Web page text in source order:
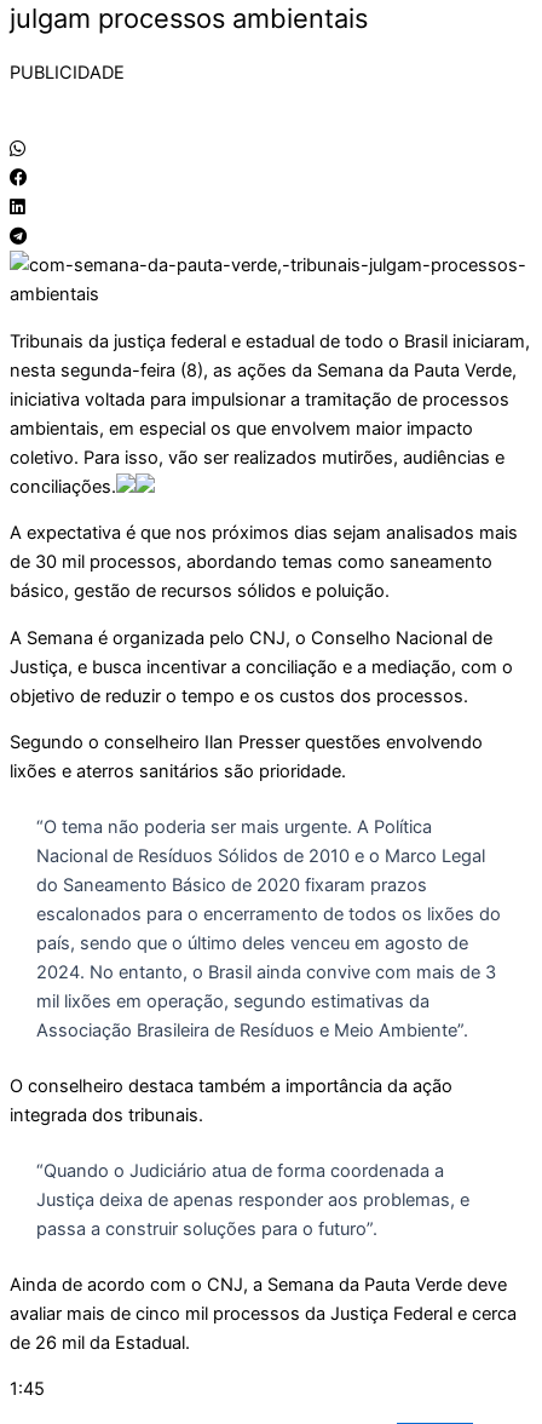
julgam processos ambientais
PUBLICIDADE
Tribunais da justiça federal e estadual de todo o Brasil iniciaram,
nesta segunda-feira (8), as ações da Semana da Pauta Verde,
iniciativa voltada para impulsionar a tramitação de processos
ambientais, em especial os que envolvem maior impacto
coletivo. Para isso, vão ser realizados mutirões, audiências e
conciliações.
A expectativa é que nos próximos dias sejam analisados mais
de 30 mil processos, abordando temas como saneamento
básico, gestão de recursos sólidos e poluição.
A Semana é organizada pelo CNJ, o Conselho Nacional de
Justiça, e busca incentivar a conciliação e a mediação, com o
objetivo de reduzir o tempo e os custos dos processos.
Segundo o conselheiro Ilan Presser questões envolvendo
lixões e aterros sanitários são prioridade.
“O tema não poderia ser mais urgente. A Política
Nacional de Resíduos Sólidos de 2010 e o Marco Legal
do Saneamento Básico de 2020 fixaram prazos
escalonados para o encerramento de todos os lixões do
país, sendo que o último deles venceu em agosto de
2024. No entanto, o Brasil ainda convive com mais de 3
mil lixões em operação, segundo estimativas da
Associação Brasileira de Resíduos e Meio Ambiente”.
O conselheiro destaca também a importância da ação
integrada dos tribunais.
“Quando o Judiciário atua de forma coordenada a
Justiça deixa de apenas responder aos problemas, e
passa a construir soluções para o futuro”.
Ainda de acordo com o CNJ, a Semana da Pauta Verde deve
avaliar mais de cinco mil processos da Justiça Federal e cerca
de 26 mil da Estadual.
1:45